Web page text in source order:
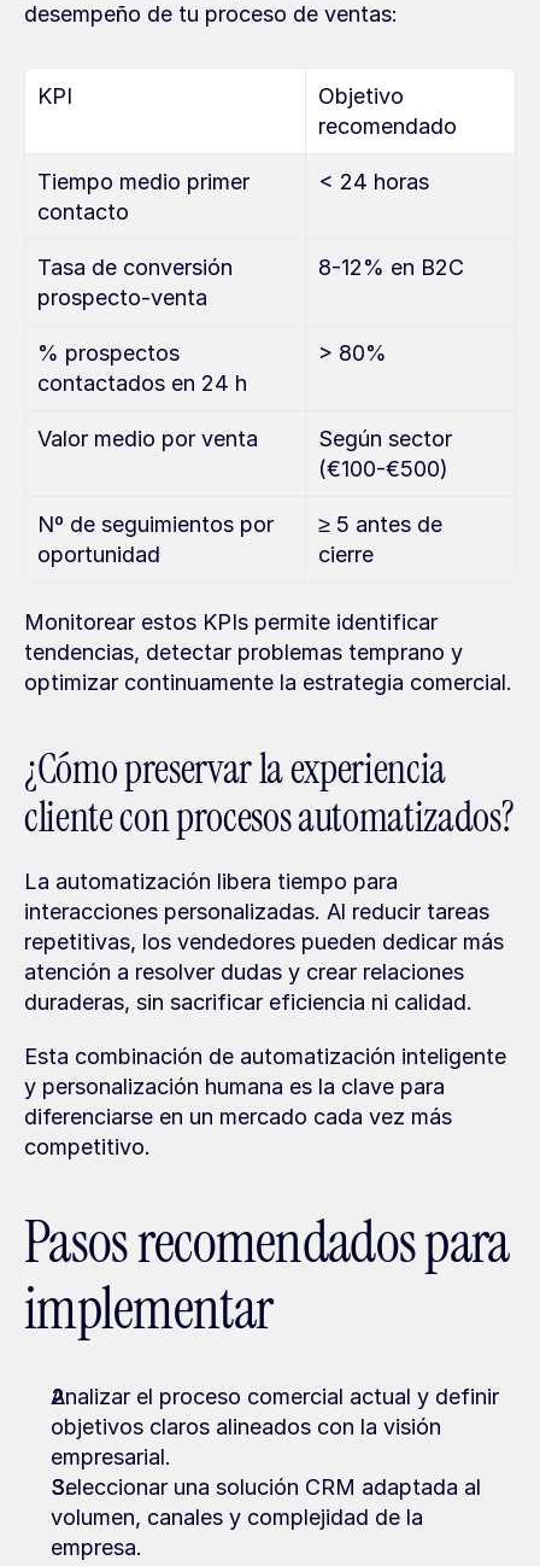
desempeño de tu proceso de ventas:
KPI
Objetivo
recomendado
Tiempo medio primer
contacto
< 24 horas
Tasa de conversión
prospecto-venta
8-12% en B2C
% prospectos
contactados en 24 h
> 80%
Valor medio por venta
Según sector
(€100-€500)
Nº de seguimientos por
oportunidad
≥ 5 antes de
cierre
Monitorear estos KPIs permite identificar
tendencias, detectar problemas temprano y
optimizar continuamente la estrategia comercial.
¿Cómo preservar la experiencia
cliente con procesos automatizados?
La automatización libera tiempo para
interacciones personalizadas. Al reducir tareas
repetitivas, los vendedores pueden dedicar más
atención a resolver dudas y crear relaciones
duraderas, sin sacrificar eficiencia ni calidad.
Esta combinación de automatización inteligente
y personalización humana es la clave para
diferenciarse en un mercado cada vez más
competitivo.
Pasos recomendados para
implementar
Analizar el proceso comercial actual y definir
objetivos claros alineados con la visión
empresarial.
Seleccionar una solución CRM adaptada al
volumen, canales y complejidad de la
empresa.